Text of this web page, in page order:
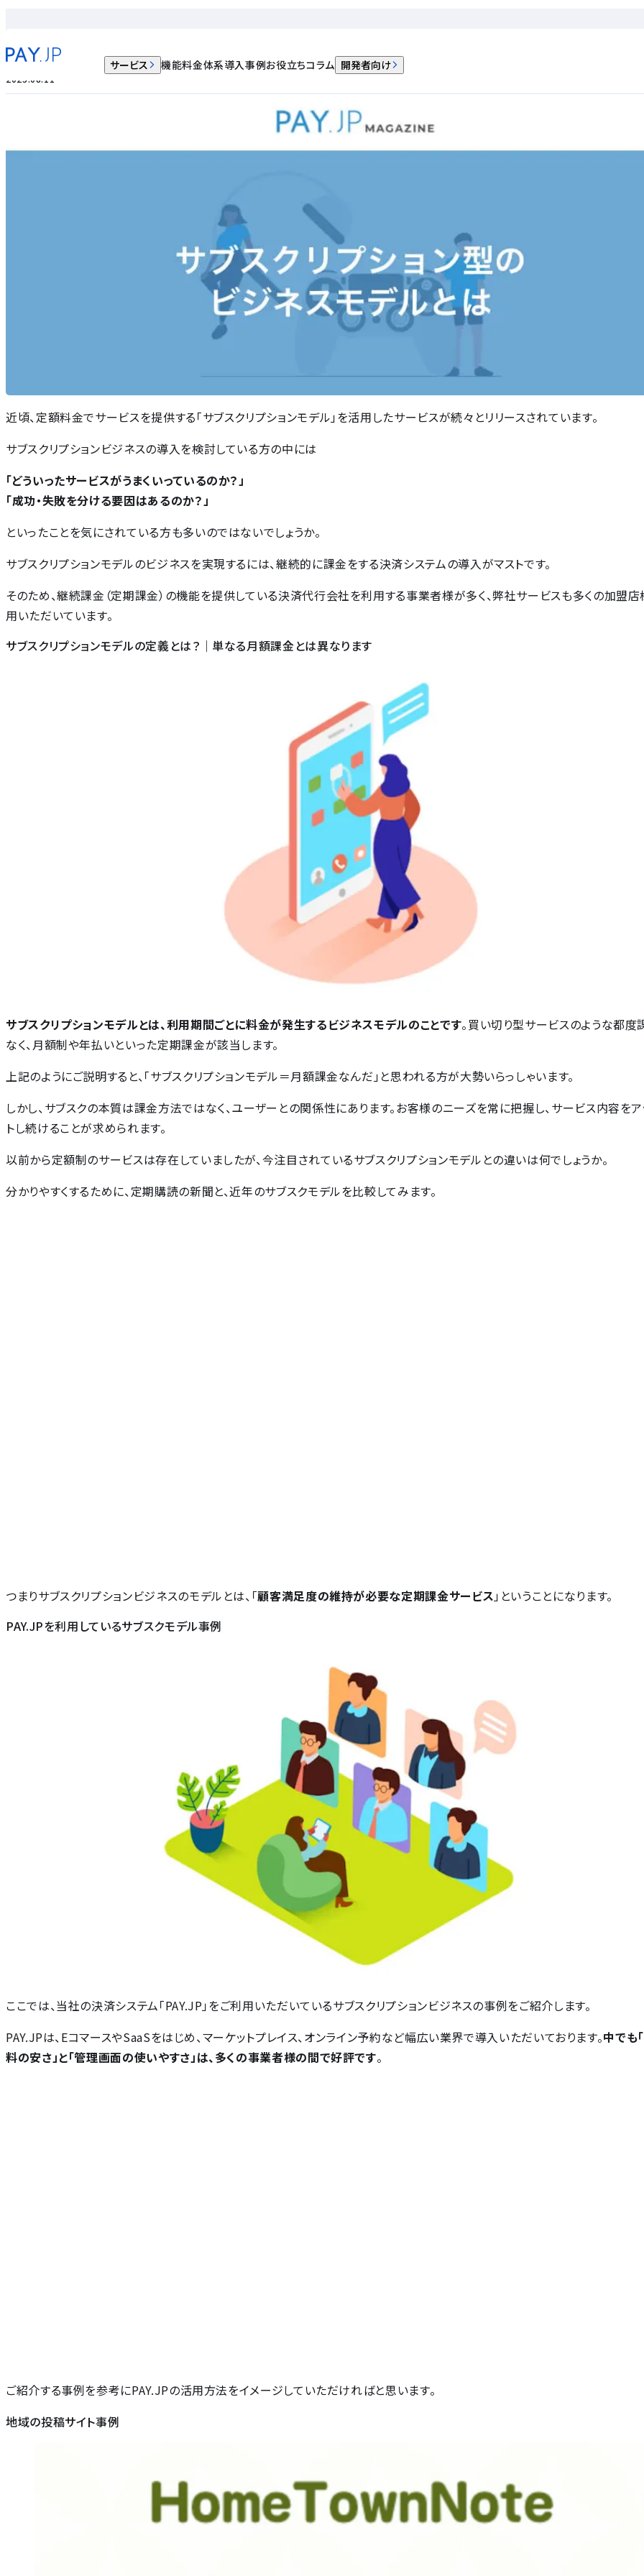
サービス 機能料金体系導入事例お役立ちコラム 開発者向け
サブスクリプションビジネスモデルの事例
2023.08.11
近頃、定額料金でサービスを提供する「サブスクリプションモデル」を活用したサービスが続々とリリースされています。
サブスクリプションビジネスの導入を検討している方の中には
「どういったサービスがうまくいっているのか？」
「成功・失敗を分ける要因はあるのか？」
といったことを気にされている方も多いのではないでしょうか。
サブスクリプションモデルのビジネスを実現するには、継続的に課金をする決済システムの導入がマストです。
そのため、継続課金（定期課金）の機能を提供している決済代行会社を利用する事業者様が多く、弊社サービスも多くの加盟店
用いただいています。
サブスクリプションモデルの定義とは？｜単なる月額課金とは異なります
サブスクリプションモデルとは、利用期間ごとに料金が発生するビジネスモデルのことです。買い切り型サービスのような都度
なく、月額制や年払いといった定期課金が該当します。
上記のようにご説明すると、「サブスクリプションモデル＝月額課金なんだ」と思われる方が大勢いらっしゃいます。
しかし、サブスクの本質は課金方法ではなく、ユーザーとの関係性にあります。お客様のニーズを常に把握し、サービス内容を
トし続けることが求められます。
以前から定額制のサービスは存在していましたが、今注目されているサブスクリプションモデルとの違いは何でしょうか。
分かりやすくするために、定期購読の新聞と、近年のサブスクモデルを比較してみます。
つまりサブスクリプションビジネスのモデルとは、「顧客満足度の維持が必要な定期課金サービス」ということになります。
PAY.JPを利用しているサブスクモデル事例
ここでは、当社の決済システム「PAY.JP」をご利用いただいているサブスクリプションビジネスの事例をご紹介します。
PAY.JPは、EコマースやSaaSをはじめ、マーケットプレイス、オンライン予約など幅広い業界で導入いただいております。中でも
料の安さ」と「管理画面の使いやすさ」は、多くの事業者様の間で好評です。
ご紹介する事例を参考にPAY.JPの活用方法をイメージしていただければと思います。
地域の投稿サイト事例